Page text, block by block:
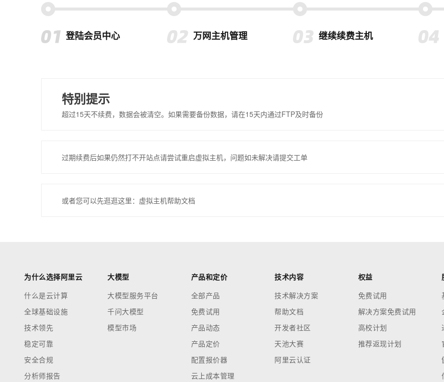
登陆会员中心 万网主机管理 继续续费主机
特别提示
超过15天不续费，数据会被清空。如果需要备份数据，请在15天内通过FTP及时备份
过期续费后如果仍然打不开站点请尝试重启虚拟主机，问题如未解决请提交工单
或者您可以先逛逛这里：虚拟主机帮助文档